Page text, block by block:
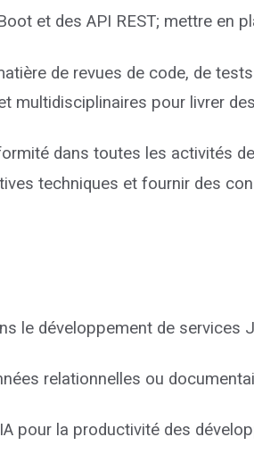
et des API REST; mettre en
de revues de code, de
multidisciplinaires pour livrer
dans toutes les activités
techniques et fournir des
le développement de services
relationnelles ou
pour la productivité des